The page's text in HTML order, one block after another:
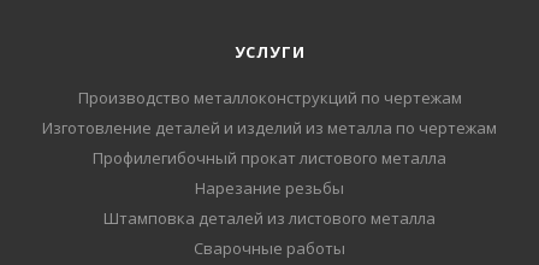
УСЛУГИ
Производство металлоконструкций по чертежам
Изготовление деталей и изделий из металла по чертежам
Профилегибочный прокат листового металла
Нарезание резьбы
Штамповка деталей из листового металла
Сварочные работы